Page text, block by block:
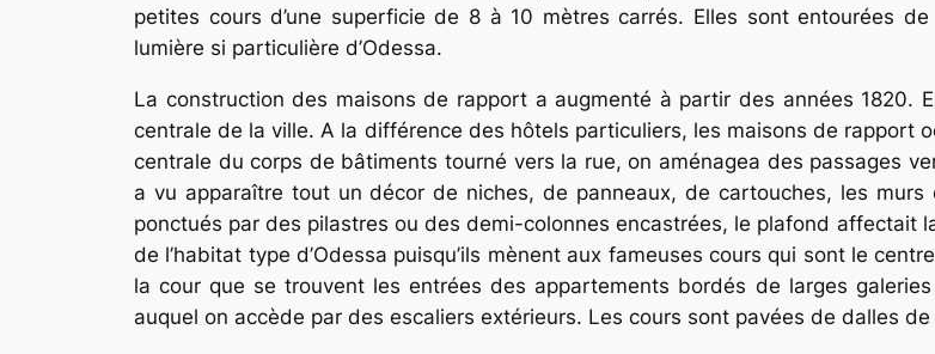
petites cours d’une superficie de 8 à 10 mètres carrés. Elles sont entourées
lumière si particulière d’Odessa.
La construction des maisons de rapport a augmenté à partir des années 1820.
centrale de la ville. A la différence des hôtels particuliers, les maisons de rapport
centrale du corps de bâtiments tourné vers la rue, on aménagea des passages
a vu apparaître tout un décor de niches, de panneaux, de cartouches, les
ponctués par des pilastres ou des demi-colonnes encastrées, le plafond affectait
de l’habitat type d’Odessa puisqu’ils mènent aux fameuses cours qui sont le
la cour que se trouvent les entrées des appartements bordés de larges
auquel on accède par des escaliers extérieurs. Les cours sont pavées de dalles de